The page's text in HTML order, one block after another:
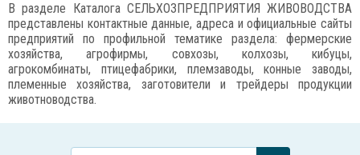
В разделе Каталога СЕЛЬХОЗПРЕДПРИЯТИЯ ЖИВОВОДСТВА
представлены контактные данные, адреса и официальные сайты
предприятий по профильной тематике раздела: фермерские
хозяйства, агрофирмы, совхозы, колхозы, кибуцы,
агрокомбинаты, птицефабрики, племзаводы, конные заводы,
племенные хозяйства, заготовители и трейдеры продукции
животноводства.